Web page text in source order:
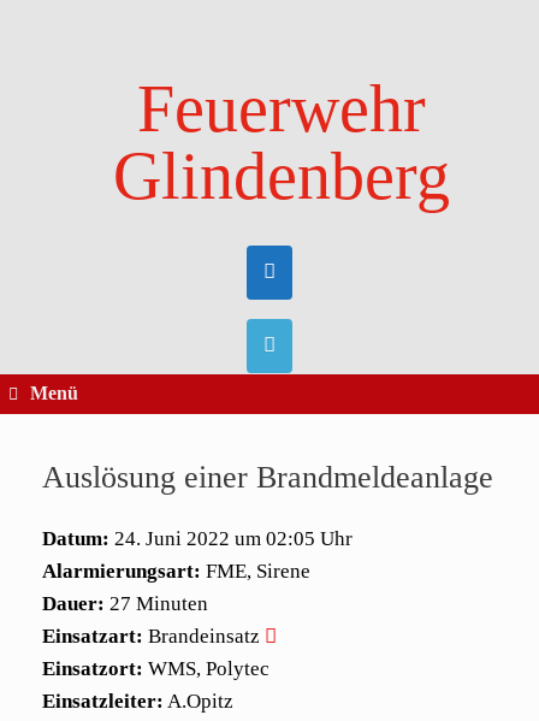
Feuerwehr
Glindenberg
Menü
Auslösung einer Brandmeldeanlage
Datum: 24. Juni 2022 um 02:05 Uhr
Alarmierungsart: FME, Sirene
Dauer: 27 Minuten
Einsatzart: Brandeinsatz
Einsatzort: WMS, Polytec
Einsatzleiter: A.Opitz